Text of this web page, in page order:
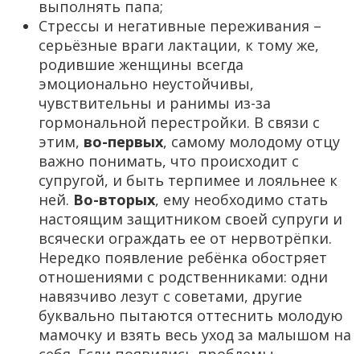
выполнять папа;
Стрессы и негативные переживания –
серьёзные враги лактации, к тому же,
родившие женщины всегда
эмоционально неустойчивы,
чувствительны и ранимы из-за
гормональной перестройки. В связи с
этим, во-первых, самому молодому отцу
важно понимать, что происходит с
супругой, и быть терпимее и лояльнее к
ней. Во-вторых, ему необходимо стать
настоящим защитником своей супруги и
всячески ограждать ее от нервотрёпки.
Нередко появление ребёнка обостряет
отношениями с родственниками: одни
навязчиво лезут с советами, другие
буквально пытаются оттеснить молодую
мамочку и взять весь уход за малышом на